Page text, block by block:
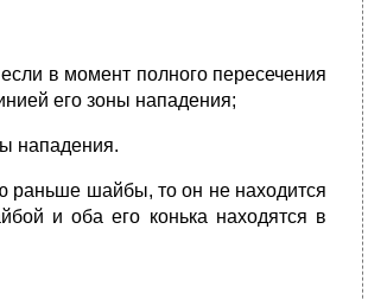
в момент полного пересечения
его зоны нападения;
нападения.
раньше шайбы, то он не находится
и оба его конька находятся в